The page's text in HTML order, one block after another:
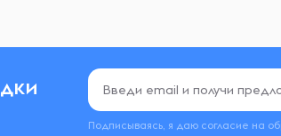
Подписываясь, я даю согласие на